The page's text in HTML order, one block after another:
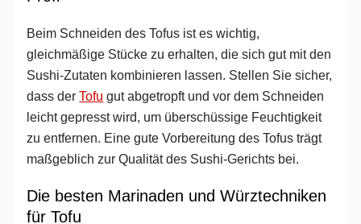
Beim Schneiden des Tofus ist es wichtig,
gleichmäßige Stücke zu erhalten, die sich gut mit den
Sushi-Zutaten kombinieren lassen. Stellen Sie sicher,
dass derTofu gut abgetropft und vor dem Schneiden
leicht gepresst wird, um überschüssige Feuchtigkeit
zu entfernen. Eine gute Vorbereitung des Tofus trägt
maßgeblich zur Qualität des Sushi-Gerichts bei.
Die besten Marinaden und Würztechniken
für Tofu